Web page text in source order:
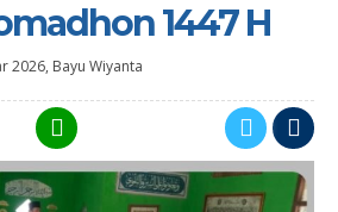
1447 H
2026, Bayu Wiyanta